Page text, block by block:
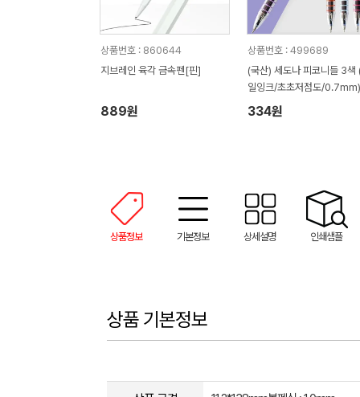
상품번호 : 860644
지브레인 육각 금속펜[핀]
889원
상품번호 : 499689
(국산) 세도나 피코니들 3색
일잉크/초초저점도/0.7mm)
334원
상품정보 기본정보 상세설명 인쇄샘플
상품 기본정보